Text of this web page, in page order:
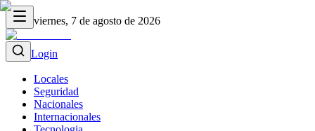
viernes, 7 de agosto de 2026
Login
Locales
Seguridad
Nacionales
Internacionales